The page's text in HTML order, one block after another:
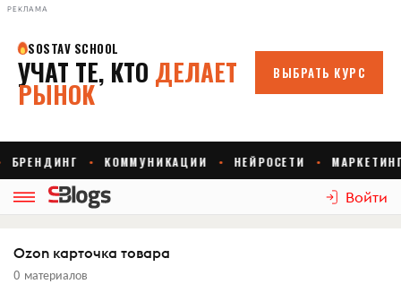
РЕКЛАМА
Войти
Ozon карточка товара
0 материалов